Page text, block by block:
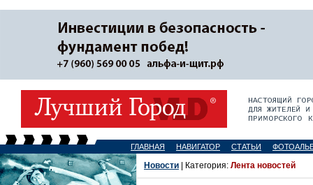
ГЛАВНАЯ НАВИГАТОР СТАТЬИ
Новости | Категория: Лента новостей